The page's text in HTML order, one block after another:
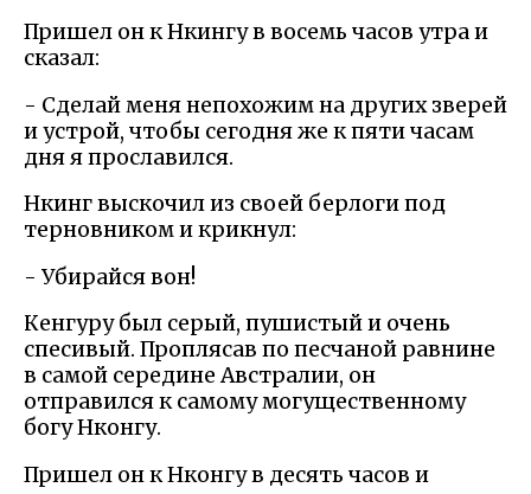
Пришел он к Нкингу в восемь часов утра и
сказал:
- Сделай меня непохожим на других зверей
и устрой, чтобы сегодня же к пяти часам
дня я прославился.
Нкинг выскочил из своей берлоги под
терновником и крикнул:
- Убирайся вон!
Кенгуру был серый, пушистый и очень
спесивый. Проплясав по песчаной равнине
в самой середине Австралии, он
отправился к самому могущественному
богу Нконгу.
Пришел он к Нконгу в десять часов и